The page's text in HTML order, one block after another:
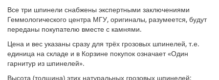
Все три шпинели снабжены экспертными заключениями
Геммологического центра МГУ, оригиналы, разумеется, будут
переданы покупателю вместе с камнями.
Цена и вес указаны сразу для трёх грозовых шпинелей, т.е.
единица на складе и в Корзине покупок означает «Один
гарнитур из шпинелей».
Высота (толщина) этих натуральных грозовых шпинелей: